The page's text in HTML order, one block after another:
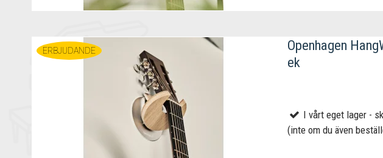
ERBJUDANDE
Openhagen
ek
I vårt eget lager -
(inte om du även